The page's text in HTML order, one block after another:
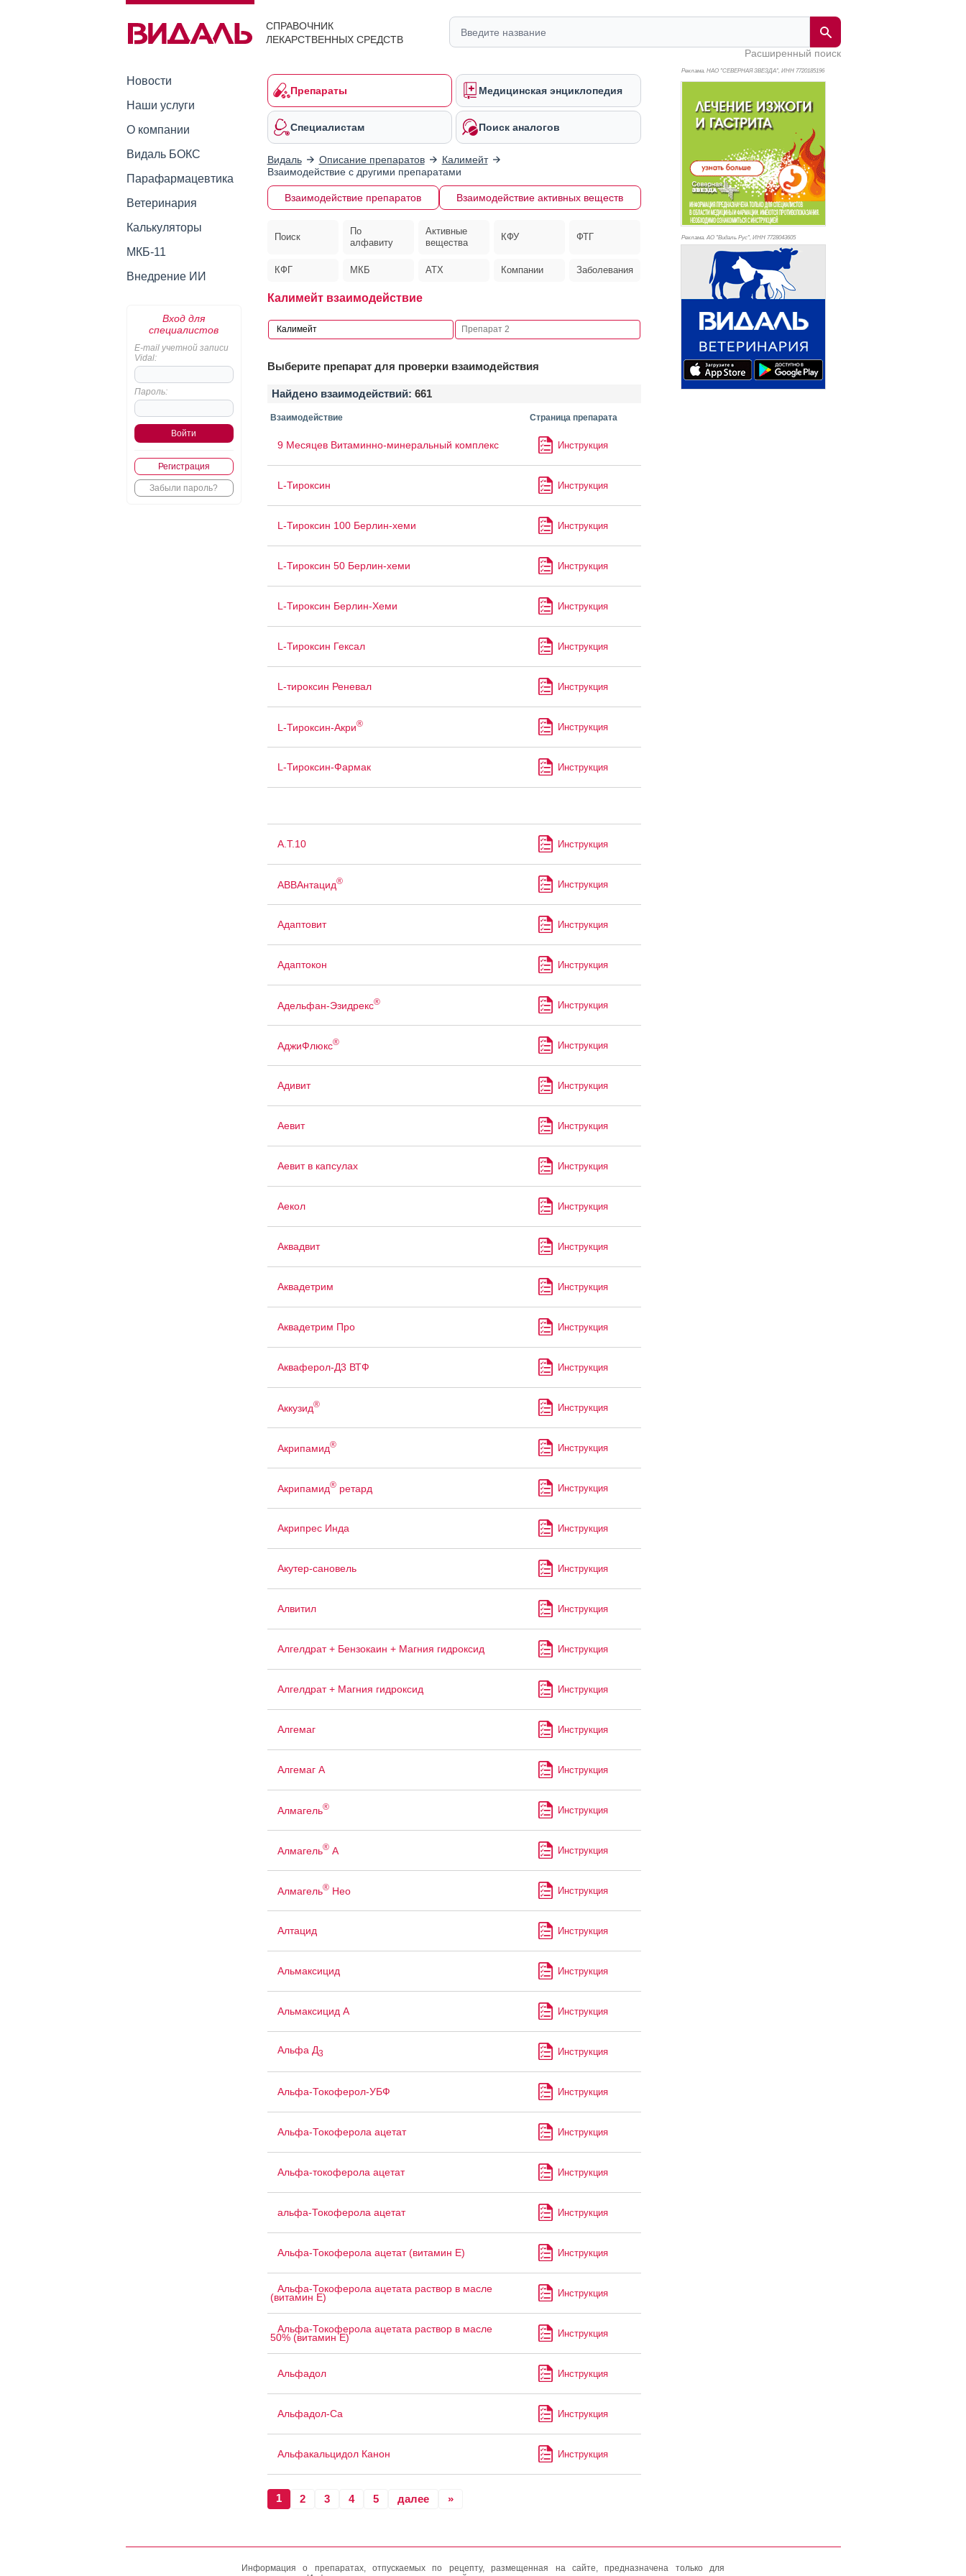
СПРАВОЧНИК
ЛЕКАРСТВЕННЫХ СРЕДСТВ
Расширенный поиск
Новости
Наши услуги
О компании
Видаль БОКС
Парафармацевтика
Ветеринария
Калькуляторы
МКБ-11
Внедрение ИИ
Вход для
специалистов
E-mail учетной записи
Vidal:
Пароль:
Регистрация
Забыли пароль?
Препараты Медицинская энциклопедия
Специалистам Поиск аналогов
Видаль Описание препаратов
Калимейт
Взаимодействие с другими препаратами
Взаимодействие препаратов Взаимодействие активных веществ
Поиск
По
алфавиту
Активные
вещества
КФУ ФТГ
КФГ МКБ АТХ Компании Заболевания
Калимейт взаимодействие
Выберите препарат для проверки взаимодействия
Найдено взаимодействий: 661
Взаимодействие Страница препарата
9 Месяцев Витаминно-минеральный комплекс Инструкция
L-Тироксин Инструкция
L-Тироксин 100 Берлин-хеми Инструкция
L-Тироксин 50 Берлин-хеми Инструкция
L-Тироксин Берлин-Хеми Инструкция
L-Тироксин Гексал Инструкция
L-тироксин Реневал Инструкция
L-Тироксин-Акри® Инструкция
L-Тироксин-Фармак Инструкция
А.Т.10 Инструкция
АВВАнтацид® Инструкция
Адаптовит Инструкция
Адаптокон Инструкция
Адельфан-Эзидрекс® Инструкция
АджиФлюкс® Инструкция
Адивит Инструкция
Аевит Инструкция
Аевит в капсулах Инструкция
Аекол Инструкция
Аквадвит Инструкция
Аквадетрим Инструкция
Аквадетрим Про Инструкция
Акваферол-Д3 ВТФ Инструкция
Аккузид® Инструкция
Акрипамид® Инструкция
Акрипамид®ретард Инструкция
Акрипрес Инда Инструкция
Акутер-сановель Инструкция
Алвитил Инструкция
Алгелдрат + Бензокаин + Магния гидроксид Инструкция
Алгелдрат + Магния гидроксид Инструкция
Алгемаг Инструкция
Алгемаг А Инструкция
Алмагель® Инструкция
Алмагель®А Инструкция
Алмагель®Нео Инструкция
Алтацид Инструкция
Альмаксицид Инструкция
Альмаксицид А Инструкция
Альфа Д3 Инструкция
Альфа-Токоферол-УБФ Инструкция
Альфа-Токоферола ацетат Инструкция
Альфа-токоферола ацетат Инструкция
альфа-Токоферола ацетат Инструкция
Альфа-Токоферола ацетат (витамин Е) Инструкция
Альфа-Токоферола ацетата раствор в масле
(витамин Е) Инструкция
Альфа-Токоферола ацетата раствор в масле
50% (витамин Е) Инструкция
Альфадол Инструкция
Альфадол-Са Инструкция
Альфакальцидол Канон Инструкция
1 2 3 4 5 далее »
Реклама. НАО "СЕВЕРНАЯ ЗВЕЗДА", ИНН 7720185196
Реклама. АО "Видаль Рус", ИНН 7728043605
Информация о препаратах, отпускаемых по рецепту, размещенная на сайте, предназначена только для